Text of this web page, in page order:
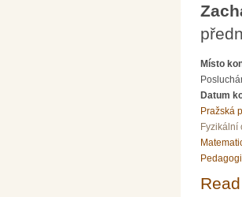
Místo
Datum
Pražská
Fyzikální